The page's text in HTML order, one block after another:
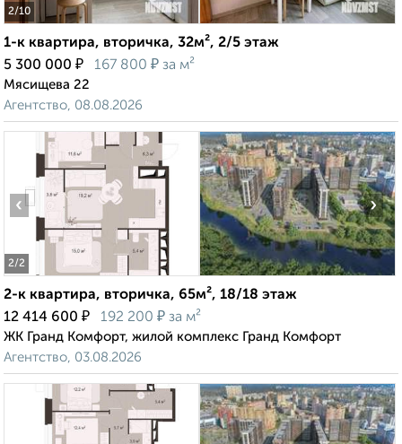
2/10
1-к квартира, вторичка, 32м², 2/5 этаж
5 300 000 ₽ 167 800 ₽ за м²
Мясищева 22
Агентство, 08.08.2026
2/2
‹ ›
2-к квартира, вторичка, 65м², 18/18 этаж
12 414 600 ₽ 192 200 ₽ за м²
ЖК Гранд Комфорт, жилой комплекс Гранд Комфорт
Агентство, 03.08.2026